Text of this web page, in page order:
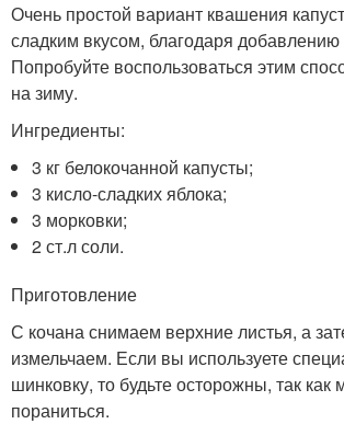
Очень простой вариант квашения
сладким вкусом, благодаря добавлению
Попробуйте воспользоваться этим
на зиму.
Ингредиенты:
3 кг белокочанной капусты;
3 кисло-сладких яблока;
3 морковки;
2 ст.л соли.
Приготовление
С кочана снимаем верхние листья, а
измельчаем. Если вы используете
шинковку, то будьте осторожны, так как
пораниться.